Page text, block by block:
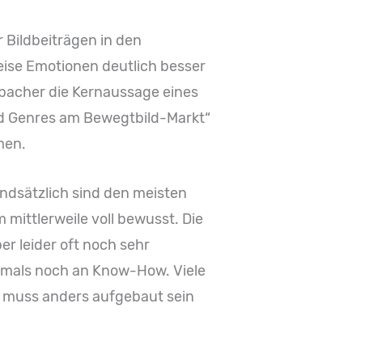
Bildbeiträgen in den
Emotionen deutlich besser
die Kernaussage eines
Genres am Bewegtbild-Markt“
sind den meisten
mittlerweile voll bewusst. Die
leider oft noch sehr
noch an Know-How. Viele
anders aufgebaut sein